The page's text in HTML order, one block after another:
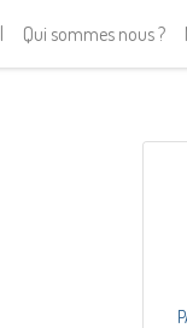
Qui sommes nous ?